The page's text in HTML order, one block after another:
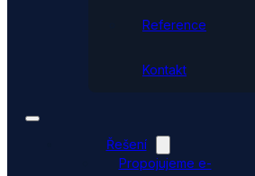
Reference
Kontakt
Řešení
Propojujeme e-